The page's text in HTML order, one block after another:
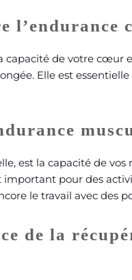
l’endurance
capacité de votre cœur
Elle est
est la capacité de
pour des
le travail avec des
de la